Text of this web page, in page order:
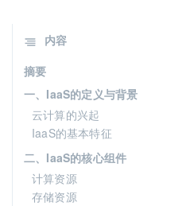
内容
摘要
一、IaaS的定义与背景
云计算的兴起
IaaS的基本特征
二、IaaS的核心组件
计算资源
存储资源